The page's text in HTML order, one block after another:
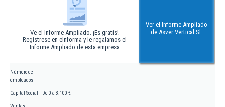
Ve el Informe Ampliado. ¡Es gratis!
Regístrese en eInforma y le regalamos el
Informe Ampliado de esta empresa
Ver el Informe Ampliado
de Asver Vertical Sl.
Número de
empleados
Capital Social De 0 a 3.100 €